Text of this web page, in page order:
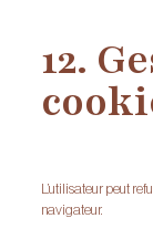
12.
L’utilisateur peut
navigateur.